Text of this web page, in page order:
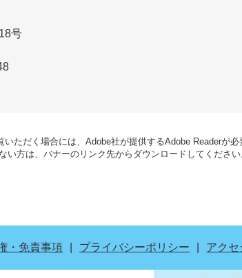
号
ただく場合には、Adobe社が提供するAdobe Readerが必
い方は、バナーのリンク先からダウンロードしてください
・免責事項 プライバシーポリシー アクセ